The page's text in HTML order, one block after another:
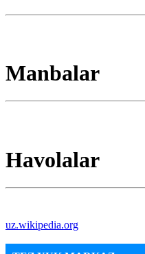
Manbalar
Havolalar
uz.wikipedia.org